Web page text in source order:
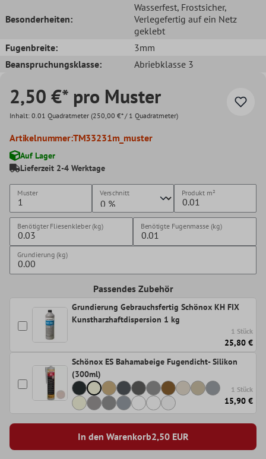
Besonderheiten:
Wasserfest, Frostsicher,
Verlegefertig auf ein Netz
geklebt
Fugenbreite:
3mm
Beanspruchungsklasse:
Abriebklasse 3
2,50 €* pro Muster
Inhalt: 0.01 Quadratmeter (250,00 €* / 1 Quadratmeter)
Artikelnummer:TM33231m_muster
Auf Lager
Lieferzeit 2-4 Werktage
Muster Verschnitt Produkt m²
Benötigter Fliesenkleber (kg) Benötigte Fugenmasse (kg)
Grundierung (kg)
Passendes Zubehör
Grundierung Gebrauchsfertig Schönox KH FIX
Kunstharzhaftdispersion 1 kg
1 Stück
25,80 €
Schönox ES Bahamabeige Fugendicht- Silikon
(300ml)
1 Stück
15,90 €
In den Warenkorb2,50EUR